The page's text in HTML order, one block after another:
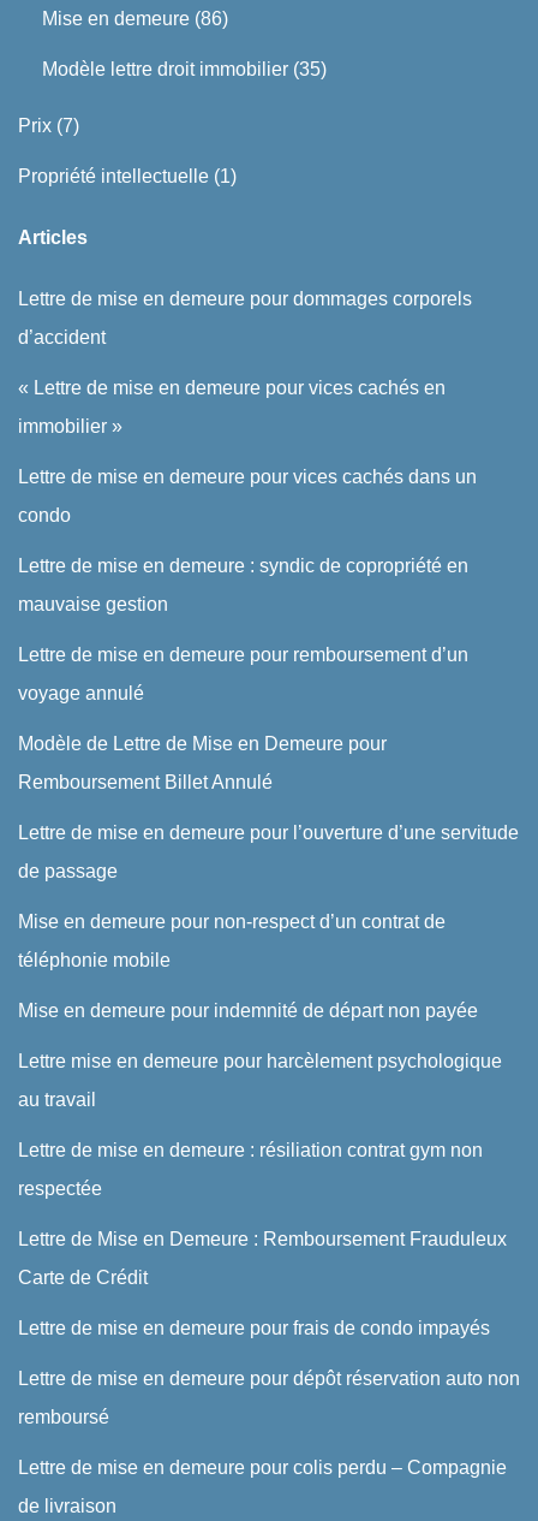
Mise en demeure (86)
Modèle lettre droit immobilier (35)
Prix (7)
Propriété intellectuelle (1)
Articles
Lettre de mise en demeure pour dommages corporels
d’accident
« Lettre de mise en demeure pour vices cachés en
immobilier »
Lettre de mise en demeure pour vices cachés dans un
condo
Lettre de mise en demeure : syndic de copropriété en
mauvaise gestion
Lettre de mise en demeure pour remboursement d’un
voyage annulé
Modèle de Lettre de Mise en Demeure pour
Remboursement Billet Annulé
Lettre de mise en demeure pour l’ouverture d’une servitude
de passage
Mise en demeure pour non-respect d’un contrat de
téléphonie mobile
Mise en demeure pour indemnité de départ non payée
Lettre mise en demeure pour harcèlement psychologique
au travail
Lettre de mise en demeure : résiliation contrat gym non
respectée
Lettre de Mise en Demeure : Remboursement Frauduleux
Carte de Crédit
Lettre de mise en demeure pour frais de condo impayés
Lettre de mise en demeure pour dépôt réservation auto non
remboursé
Lettre de mise en demeure pour colis perdu – Compagnie
de livraison